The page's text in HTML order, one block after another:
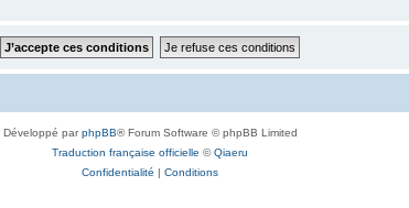
Développé parphpBB® Forum Software © phpBB Limited
Traduction française officielle ©Qiaeru
Confidentialité | Conditions